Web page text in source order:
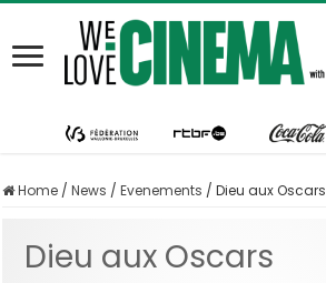
Home / News / Evenements / Dieu aux Oscars
Dieu aux Oscars